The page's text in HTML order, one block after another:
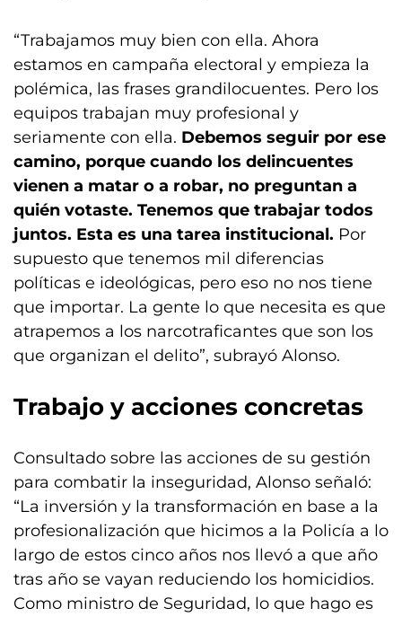
“Trabajamos muy bien con ella. Ahora
estamos en campaña electoral y empieza la
polémica, las frases grandilocuentes. Pero los
equipos trabajan muy profesional y
seriamente con ella. Debemos seguir por ese
camino, porque cuando los delincuentes
vienen a matar o a robar, no preguntan a
quién votaste. Tenemos que trabajar todos
juntos. Esta es una tarea institucional. Por
supuesto que tenemos mil diferencias
políticas e ideológicas, pero eso no nos tiene
que importar. La gente lo que necesita es que
atrapemos a los narcotraficantes que son los
que organizan el delito”, subrayó Alonso.
Trabajo y acciones concretas
Consultado sobre las acciones de su gestión
para combatir la inseguridad, Alonso señaló:
“La inversión y la transformación en base a la
profesionalización que hicimos a la Policía a lo
largo de estos cinco años nos llevó a que año
tras año se vayan reduciendo los homicidios.
Como ministro de Seguridad, lo que hago es